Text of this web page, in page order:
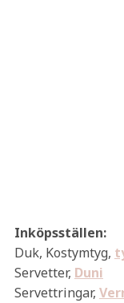
Inköpsställen:
Duk, Kostymtyg,
Servetter, Duni
Servettringar,